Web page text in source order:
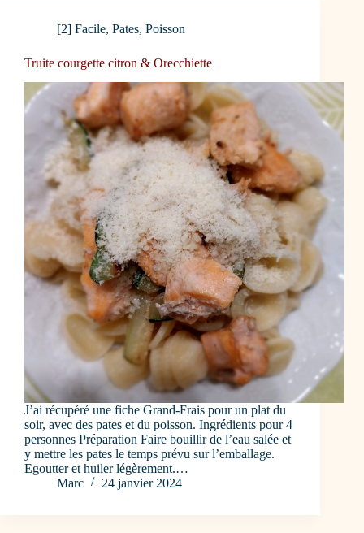
[2] Facile, Pates, Poisson
Truite courgette citron & Orecchiette
J’ai récupéré une fiche Grand-Frais pour un plat du
soir, avec des pates et du poisson. Ingrédients pour 4
personnes Préparation Faire bouillir de l’eau salée et
y mettre les pates le temps prévu sur l’emballage.
Egoutter et huiler légèrement.…
Marc
24 janvier 2024